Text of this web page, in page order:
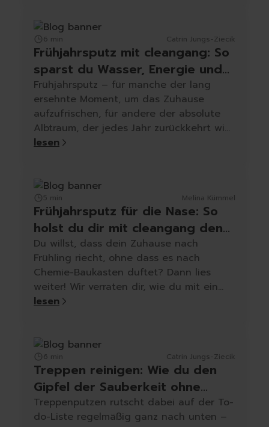
6 min Catrin Jungs-Ziecik
Frühjahrsputz mit cleangang: So
sparst du Wasser, Energie und
Nerven!
Frühjahrsputz – für manche der lang
ersehnte Moment, um das Zuhause
aufzufrischen, für andere der absolute
Albtraum, der jedes Jahr zurückkehrt wie
Heuschnupfen in der Pollensaison. Egal
vor allem umweltfreundlich.
lesen
5 min Melina Kümmel
Frühjahrsputz für die Nase: So
holst du dir mit cleangang den
Duft des Frühlings ins Haus
Du willst, dass dein Zuhause nach
Frühling riecht, ohne dass es nach
Chemie-Baukasten duftet? Dann lies
weiter! Wir verraten dir, wie du mit ein
paar simplen Tricks und cleangang-
"Frische-Wald-Waschmittel-Aroma". Bist
du bereit?
lesen
6 min Catrin Jungs-Ziecik
Treppen reinigen: Wie du den
Gipfel der Sauberkeit ohne
Stress und Schweiß erklimmst
Treppenputzen rutscht dabei auf der To-
do-Liste regelmäßig ganz nach unten –